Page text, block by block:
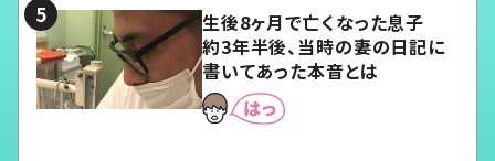
生後8ヶ月で亡くなった息子
約3年半後、当時の妻の日記に
書いてあった本音とは